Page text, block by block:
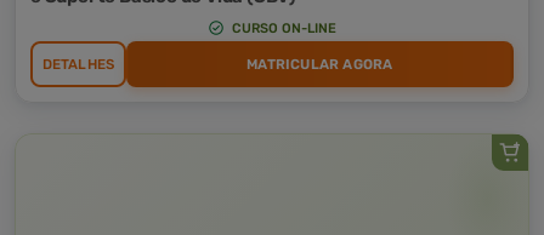
CURSO ON-LINE
DETALHES MATRICULAR AGORA